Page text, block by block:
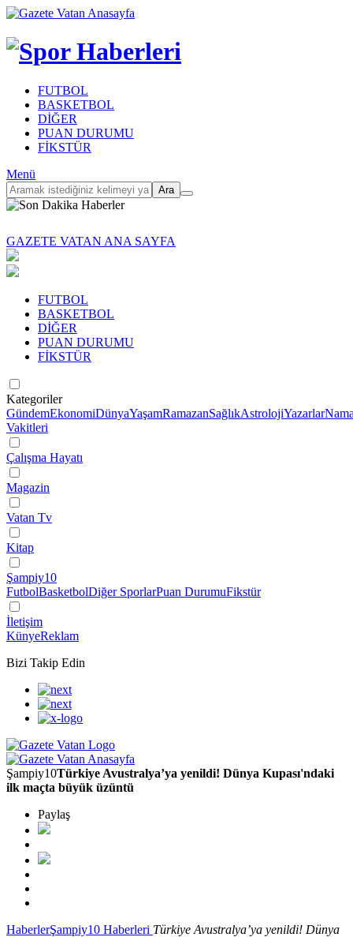
FUTBOL
BASKETBOL
DİĞER
PUAN DURUMU
FİKSTÜR
Menü
Ara
GAZETE VATAN ANA SAYFA
FUTBOL
BASKETBOL
DİĞER
PUAN DURUMU
FİKSTÜR
Kategoriler
GündemEkonomiDünyaYaşamRamazanSağlıkAstrolojiYazarlar
Vakitleri
Çalışma Hayatı
Magazin
Vatan Tv
Kitap
Şampiy10
FutbolBasketbolDiğer SporlarPuan DurumuFikstür
İletişim
KünyeReklam
Bizi Takip Edin
Şampiy10Türkiye Avustralya’ya yenildi! Dünya Kupası'ndaki
ilk maçta büyük üzüntü
Paylaş
HaberlerŞampiy10 Haberleri Türkiye Avustralya’ya yenildi! Dünya